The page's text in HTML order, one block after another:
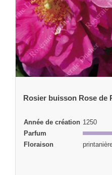
Rosier buisson Rose de
Année de création 1250
Parfum
Floraison